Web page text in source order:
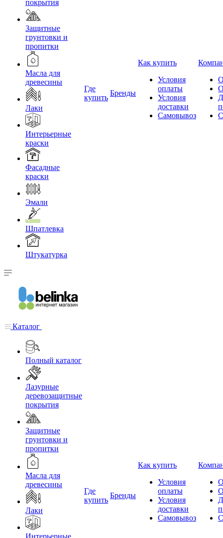
покрытия
Защитные
грунтовки и
пропитки
Масла для
древесины
Лаки
Интерьерные
краски
Фасадные
краски
Эмали
Шпатлевка
Штукатурка
Где
купить
Бренды
Как купить
Условия
оплаты
Условия
доставки
Самовывоз
Каталог
Полный каталог
Лазурные
деревозащитные
покрытия
Защитные
грунтовки и
пропитки
Масла для
древесины
Лаки
Интерьерные
Где
купить
Бренды
Как купить
Условия
оплаты
Условия
доставки
Самовывоз